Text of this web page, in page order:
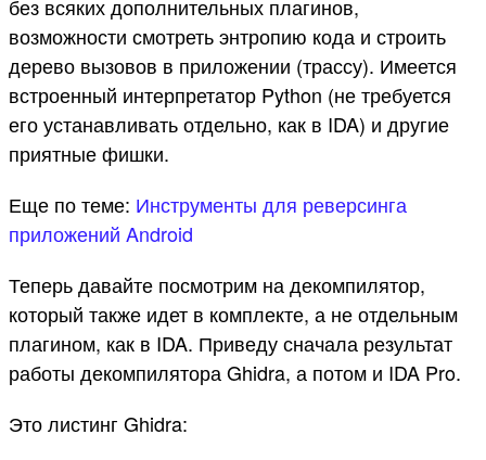
без всяких дополнительных плагинов,
возможности смотреть энтропию кода и строить
дерево вызовов в приложении (трассу). Имеется
встроенный интерпретатор Python (не требуется
его устанавливать отдельно, как в IDA) и другие
приятные фишки.
Еще по теме: Инструменты для реверсинга
приложений Android
Теперь давайте посмотрим на декомпилятор,
который также идет в комплекте, а не отдельным
плагином, как в IDA. Приведу сначала результат
работы декомпилятора Ghidra, а потом и IDA Pro.
Это листинг Ghidra: